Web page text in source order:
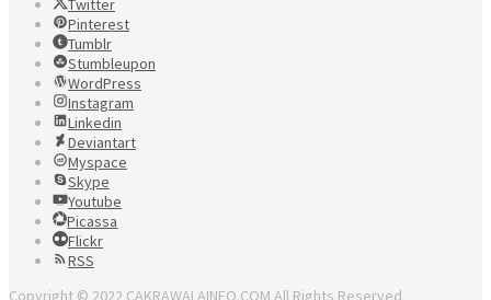
Twitter
Pinterest
Tumblr
Stumbleupon
WordPress
Instagram
Linkedin
Deviantart
Myspace
Skype
Youtube
Picassa
Flickr
RSS
Copyright © 2022 CAKRAWALAINFO.COM All Rights Reserved